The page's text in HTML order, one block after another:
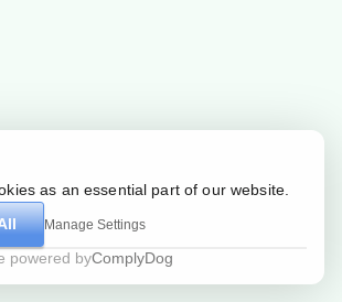
as an essential part of our website.
Manage Settings
powered byComplyDog